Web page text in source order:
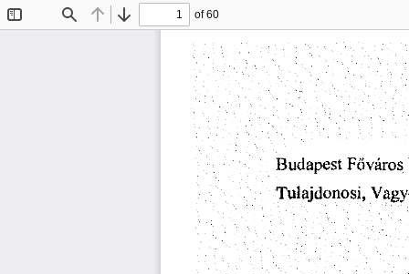
Find Previous
Next
of 60
Budapest Fovaros
Tulajdonosi,